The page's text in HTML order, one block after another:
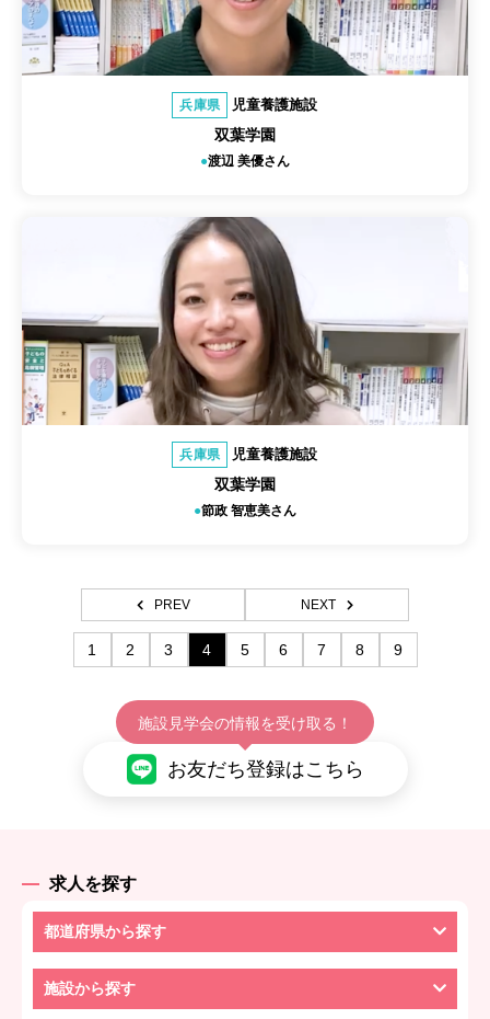
兵庫県 児童養護施設
双葉学園
渡辺 美優さん
兵庫県 児童養護施設
双葉学園
節政 智恵美さん
PREV NEXT
1 2 3 4 5 6 7 8 9
施設見学会の情報を受け取る！
お友だち登録はこちら
求人を探す
都道府県から探す
施設から探す